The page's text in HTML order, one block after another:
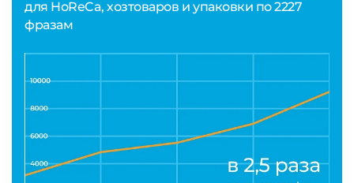
для HoReCa, хозтоваров и упаковки по 2227
фразам